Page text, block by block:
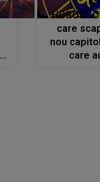
care
nou
care